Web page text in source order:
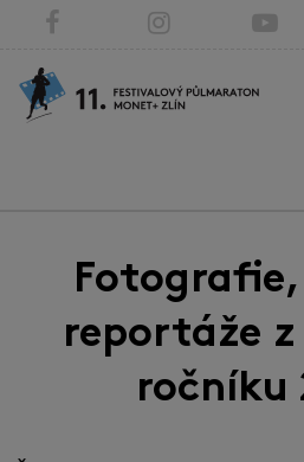
reportáže
ročníku